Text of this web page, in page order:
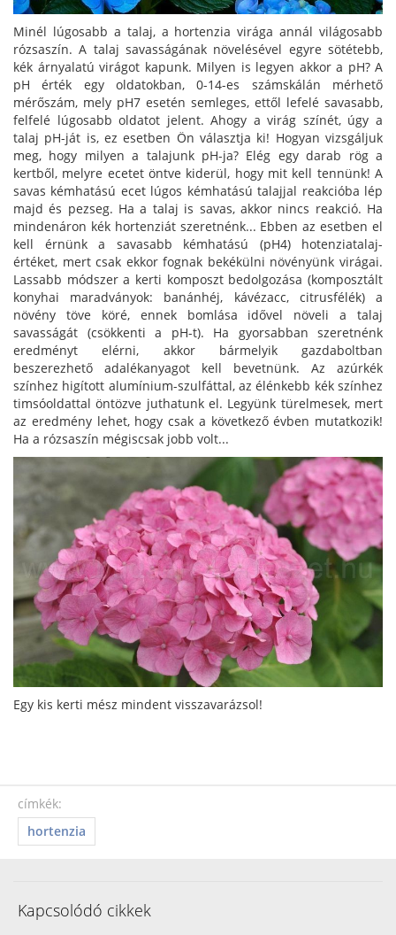
Minél lúgosabb a talaj, a hortenzia virága annál világosabb
rózsaszín. A talaj savasságának növelésével egyre sötétebb,
kék árnyalatú virágot kapunk. Milyen is legyen akkor a pH? A
pH érték egy oldatokban, 0-14-es számskálán mérhető
mérőszám, mely pH7 esetén semleges, ettől lefelé savasabb,
felfelé lúgosabb oldatot jelent. Ahogy a virág színét, úgy a
talaj pH-ját is, ez esetben Ön választja ki! Hogyan vizsgáljuk
meg, hogy milyen a talajunk pH-ja? Elég egy darab rög a
kertből, melyre ecetet öntve kiderül, hogy mit kell tennünk! A
savas kémhatású ecet lúgos kémhatású talajjal reakcióba lép
majd és pezseg. Ha a talaj is savas, akkor nincs reakció. Ha
mindenáron kék hortenziát szeretnénk... Ebben az esetben el
kell érnünk a savasabb kémhatású (pH4) hotenziatalaj-
értéket, mert csak ekkor fognak bekékülni növényünk virágai.
Lassabb módszer a kerti komposzt bedolgozása (komposztált
konyhai maradványok: banánhéj, kávézacc, citrusfélék) a
növény töve köré, ennek bomlása idővel növeli a talaj
savasságát (csökkenti a pH-t). Ha gyorsabban szeretnénk
eredményt elérni, akkor bármelyik gazdaboltban
beszerezhető adalékanyagot kell bevetnünk. Az azúrkék
színhez higított alumínium-szulfáttal, az élénkebb kék színhez
timsóoldattal öntözve juthatunk el. Legyünk türelmesek, mert
az eredmény lehet, hogy csak a következő évben mutatkozik!
Ha a rózsaszín mégiscsak jobb volt...
Egy kis kerti mész mindent visszavarázsol!
címkék:
hortenzia
Kapcsolódó cikkek